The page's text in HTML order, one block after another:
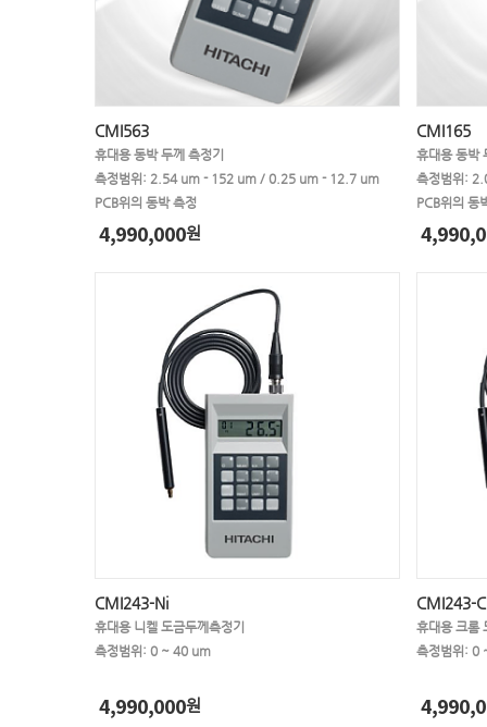
CMI563
휴대용 동박 두께 측정기
측정범위: 2.54 um - 152 um / 0.25 um - 12.7 um
PCB위의 동박 측정
4,990,000원
CMI165
휴대용 동박
측정범위:
PCB위의 동
CMI243-Ni
휴대용 니켈 도금두께측정기
측정범위: 0 ~ 40 um
4,990,000원
CMI243-
휴대용 크롬
측정범위: 0